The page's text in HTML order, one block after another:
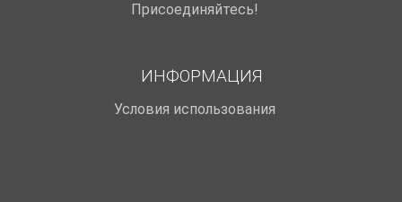
Присоединяйтесь!
ИНФОРМАЦИЯ
Условия использования